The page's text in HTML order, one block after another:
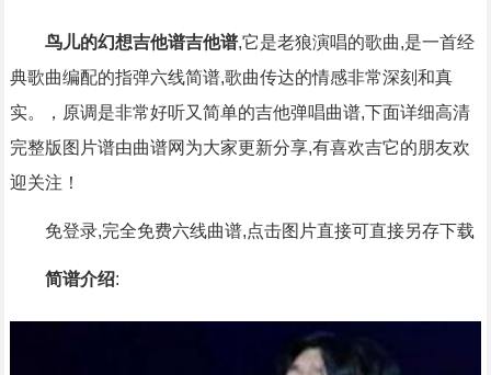
鸟儿的幻想吉他谱吉他谱,它是老狼演唱的歌曲,是一首经
典歌曲编配的指弹六线简谱,歌曲传达的情感非常深刻和真
实。，原调是非常好听又简单的吉他弹唱曲谱,下面详细高清
完整版图片谱由曲谱网为大家更新分享,有喜欢吉它的朋友欢
迎关注！
免登录,完全免费六线曲谱,点击图片直接可直接另存下载
简谱介绍: